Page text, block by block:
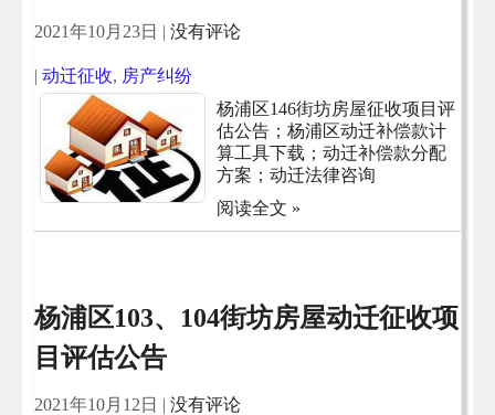
2021年10月23日 | 没有评论
| 动迁征收, 房产纠纷
杨浦区146街坊房屋征收项目评
估公告；杨浦区动迁补偿款计
算工具下载；动迁补偿款分配
方案；动迁法律咨询
阅读全文 »
杨浦区103、104街坊房屋动迁征收项
目评估公告
2021年10月12日 | 没有评论